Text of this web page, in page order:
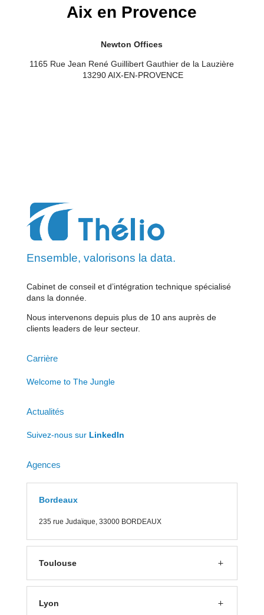
Aix en Provence
Newton Offices
1165 Rue Jean RenéGuillibert Gauthier de la Lauzière
13290 AIX-EN-PROVENCE
Ensemble, valorisons la data.
Cabinet de conseil et d’intégration technique spécialisé
dans la donnée.
Nous intervenons depuis plus de 10 ans auprès de
clients leaders de leur secteur.
Carrière
Welcome to The Jungle
Actualités
Suivez-nous sur LinkedIn
Agences
Bordeaux
235 rue Judaïque, 33000 BORDEAUX
Toulouse
Lyon